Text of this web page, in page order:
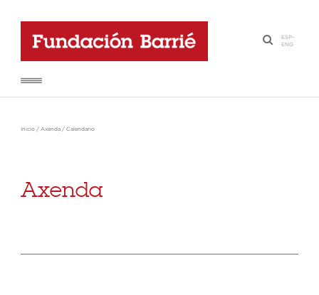
·
ESP-
ENG
Inicio / Axenda / Calendario
Axenda